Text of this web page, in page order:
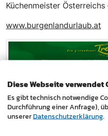
Küchenmeister
www.burgenlandurlaub.at
Diese Webseite verwendet
Es gibt technisch notwendige
Durchführung einer Anfrage),
unsererDatenschutzerklärung.